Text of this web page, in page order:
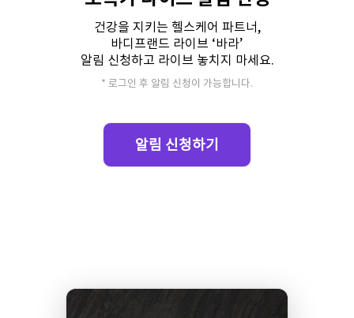
건강을 지키는 헬스케어 파트너,
바디프랜드 라이브 ‘바라’
알림 신청하고 라이브 놓치지 마세요.
* 로그인 후 알림 신청이 가능합니다.
알림 신청하기